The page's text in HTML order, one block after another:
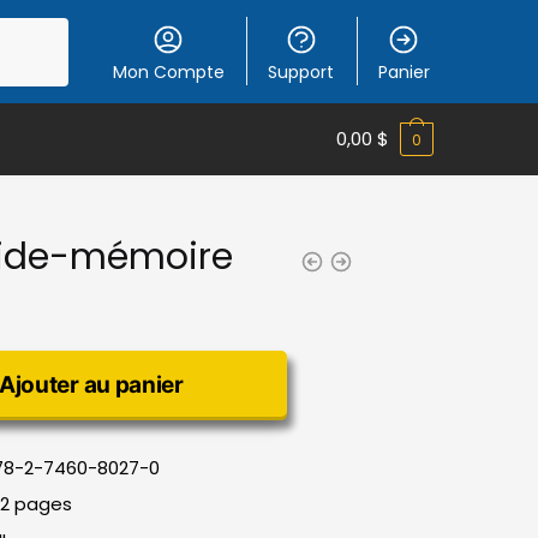
Mon Compte Support Panier
0,00 $ 0
mémoire
Ajouter au panier
2-7460-8027-0
pages